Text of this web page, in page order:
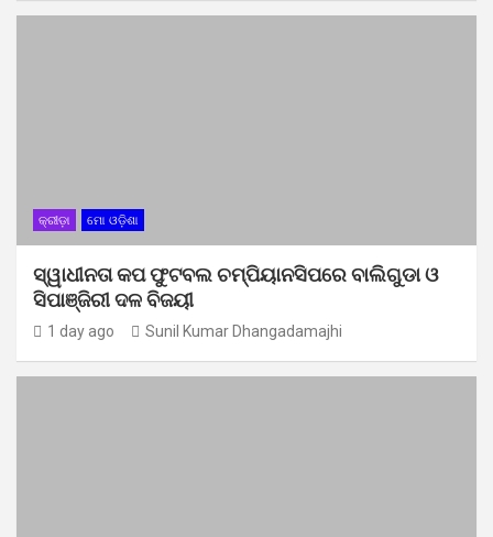
କ୍ରୀଡ଼ା ମୋ ଓଡ଼ିଶା
ସ୍ୱାଧୀନତା କପ ଫୁଟବଲ ଚମ୍ପିୟାନସିପରେ ବାଲିଗୁଡା ଓ
ସିପାଞ୍ଜିରୀ ଦଳ ବିଜୟୀ
1 day ago Sunil Kumar Dhangadamajhi